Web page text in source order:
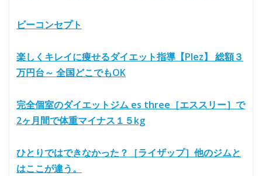
ビーコンセプト
楽しくキレイに痩せるダイエット指導【Plez】 総額３
万円台～ 全国どこでもOK
完全個室のダイエットジム es three［エススリー］で
2ヶ月間で体重マイナス１５kg
ひとりではできなかった？［ライザップ］他のジムと
はここが違う。